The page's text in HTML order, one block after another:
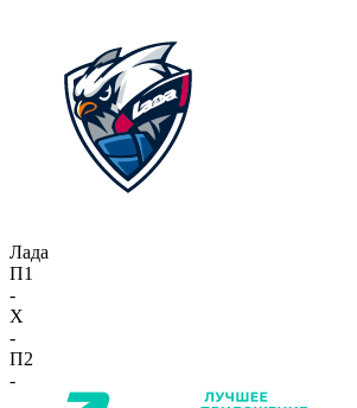
Лада
П1
-
X
-
П2
-